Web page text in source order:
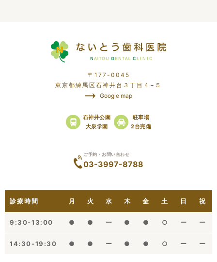
〒177-0045
東京都練馬区石神井台３丁目４−５
Google map
石神井公園
大泉学園
駐車場
2台完備
ご予約・お問い合わせ
03-3997-8788
診療時間 月 火 水 木 金 土 日 祝
9:30-13:00 ● ● ー ● ● ○ ー ー
14:30-19:30 ● ● ー ● ● ○ ー ー